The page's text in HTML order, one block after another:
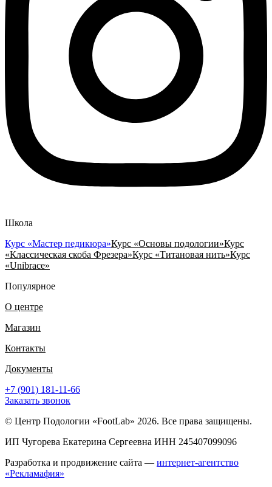
Школа
Курс «Мастер педикюра»Курс «Основы подологии»Курс
«Классическая скоба Фрезера»Курс «Титановая нить»Курс
«Unibrace»
Популярное
О центре
Магазин
Контакты
Документы
+7 (901) 181-11-66
Заказать звонок
© Центр Подологии «FootLab» 2026. Все права защищены.
ИП Чугорева Екатерина Сергеевна ИНН 245407099096
Разработка и продвижение сайта — интернет-агентство
«Рекламафия»